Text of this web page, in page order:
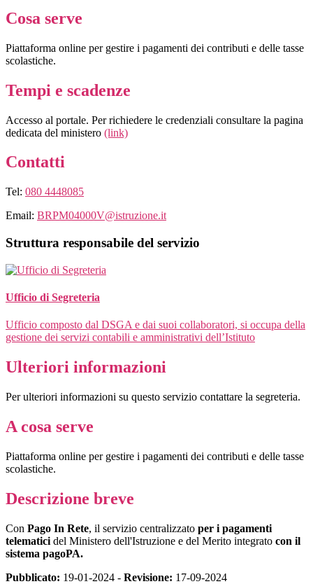
Cosa serve
Piattaforma online per gestire i pagamenti dei contributi e delle tasse
scolastiche.
Tempi e scadenze
Accesso al portale. Per richiedere le credenziali consultare la pagina
dedicata del ministero (link)
Contatti
Tel: 080 4448085
Email: BRPM04000V@istruzione.it
Struttura responsabile del servizio
Ufficio di Segreteria
Ufficio composto dal DSGA e dai suoi collaboratori, si occupa della
gestione dei servizi contabili e amministrativi dell’Istituto
Ulteriori informazioni
Per ulteriori informazioni su questo servizio contattare la segreteria.
A cosa serve
Piattaforma online per gestire i pagamenti dei contributi e delle tasse
scolastiche.
Descrizione breve
Con Pago In Rete, il servizio centralizzato per i pagamenti
telematici del Ministero dell'Istruzione e del Merito integrato con il
sistema pagoPA.
Pubblicato: 19-01-2024 - Revisione: 17-09-2024